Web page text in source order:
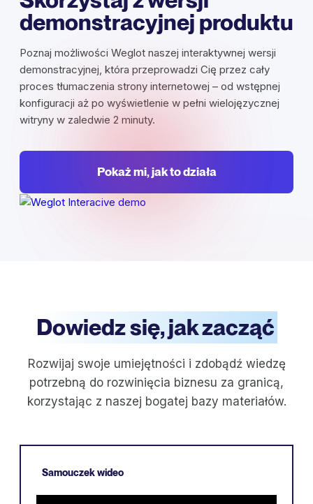
demonstracyjnej produktu
Poznaj możliwości Weglot naszej interaktywnej wersji
demonstracyjnej, która przeprowadzi Cię przez cały
proces tłumaczenia strony internetowej – od wstępnej
konfiguracji aż po wyświetlenie w pełni wielojęzycznej
witryny w zaledwie 2 minuty.
Pokaż mi, jak to działa
Dowiedz się, jak zacząć
Rozwijaj swoje umiejętności i zdobądź wiedzę
potrzebną do rozwinięcia biznesu za granicą,
korzystając z naszej bogatej bazy materiałów.
Samouczek wideo